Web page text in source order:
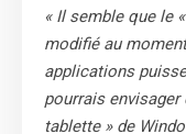
« Il semble que le
modifié au
applications
pourrais
tablette » de